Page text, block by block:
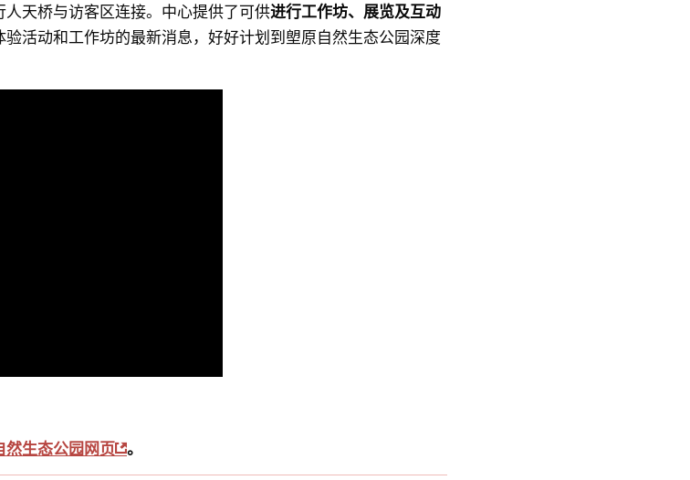
天桥与访客区连接。中心提供了可供进行工作坊、展览及互动
活动和工作坊的最新消息，好好计划到塱原自然生态公园深度
然生态公园网页 。